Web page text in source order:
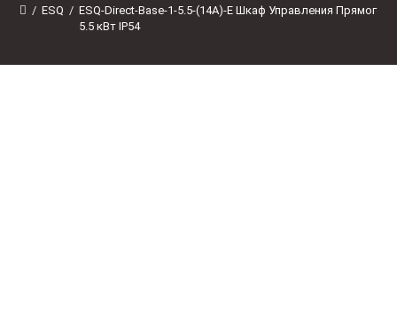
/ ESQ / ESQ-Direct-Base-1-5.5-(14А)-E Шкаф Управления Прямого
5.5 кВт IP54